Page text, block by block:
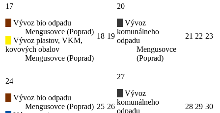
17
Vývoz bio odpadu
Mengusovce (Poprad)
Vývoz plastov, VKM,
kovových obalov
Mengusovce (Poprad)
18 19
20
Vývoz
komunálneho
odpadu
Mengusovce
(Poprad)
21 22 23
24
Vývoz bio odpadu
Mengusovce (Poprad) 25 26
27
Vývoz
komunálneho
odpadu
28 29 30